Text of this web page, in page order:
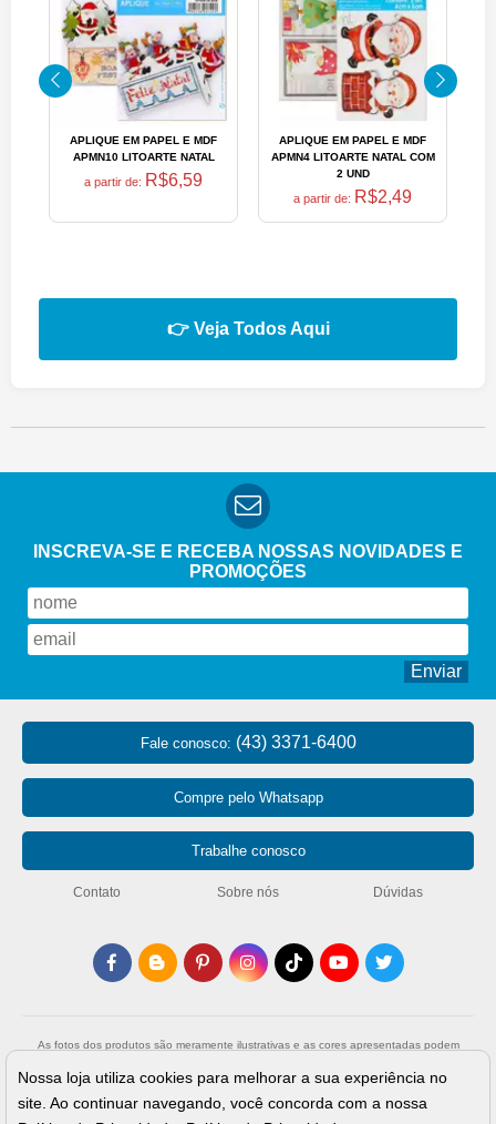
APLIQUE EM PAPEL E MDF
APMN10 LITOARTE NATAL
a partir de: R$6,59
APLIQUE EM PAPEL E MDF
APMN4 LITOARTE NATAL COM
2 UND
a partir de: R$2,49
👉 Veja Todos Aqui
INSCREVA-SE E RECEBA NOSSAS NOVIDADES E
PROMOÇÕES
Enviar
Fale conosco: (43) 3371-6400
Compre pelo Whatsapp
Trabalhe conosco
Contato Sobre nós Dúvidas
As fotos dos produtos são meramente ilustrativas e as cores apresentadas podem
loja virtual e enquanto durar o estoque. Os preços apresentados são válidos para
análise e confirmação de dados.
Nossa loja utiliza cookies para melhorar a sua experiência no
site. Ao continuar navegando, você concorda com a nossa